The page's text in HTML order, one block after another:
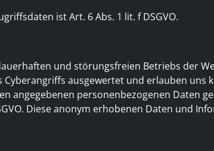
ist Art. 6 Abs. 1 lit. f DSGVO.
und störungsfreien Betriebs der
ausgewertet und erlauben uns
angegebenen personenbezogenen Daten
Diese anonym erhobenen Daten und